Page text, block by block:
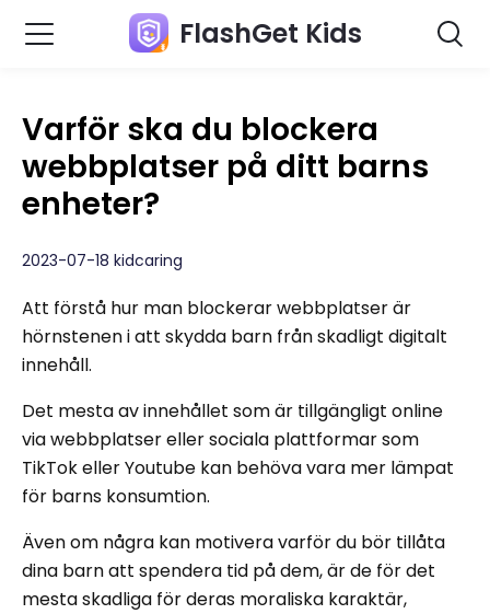
FlashGet Kids
Varför ska du blockera
webbplatser på ditt barns
enheter?
2023-07-18 kidcaring
Att förstå hur man blockerar webbplatser är
hörnstenen i att skydda barn från skadligt digitalt
innehåll.
Det mesta av innehållet som är tillgängligt online
via webbplatser eller sociala plattformar som
TikTok eller Youtube kan behöva vara mer lämpat
för barns konsumtion.
Även om några kan motivera varför du bör tillåta
dina barn att spendera tid på dem, är de för det
mesta skadliga för deras moraliska karaktär,